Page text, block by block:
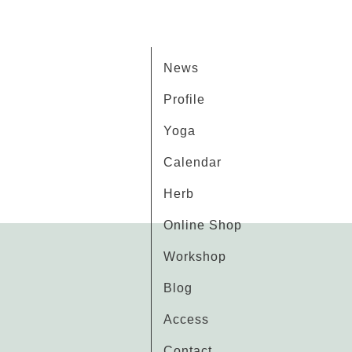
News
Profile
Yoga
Calendar
Herb
Online Shop
Workshop
Blog
Access